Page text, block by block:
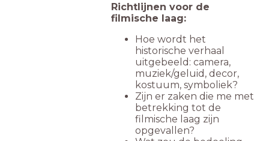
Richtlijnen voor de
filmische laag:
Hoe wordt het
historische verhaal
uitgebeeld: camera,
muziek/geluid, decor,
kostuum, symboliek?
Zijn er zaken die me met
betrekking tot de
filmische laag zijn
opgevallen?